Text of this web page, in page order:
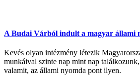
A Budai Várból indult a magyar állami
Kevés olyan intézmény létezik
munkáival szinte nap mint nap
valamit, az állami nyomda pont ilyen.